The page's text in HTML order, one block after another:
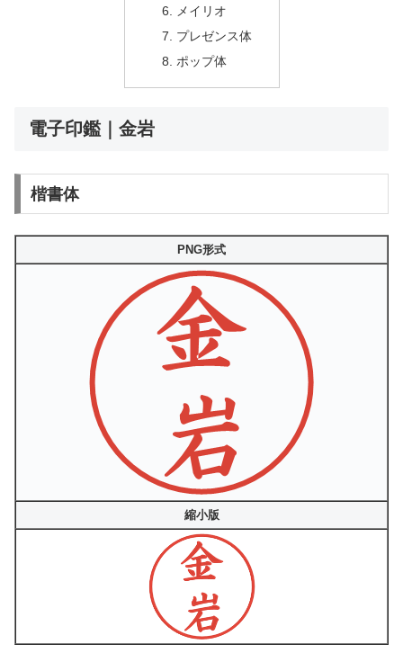
メイリオ
プレゼンス体
ポップ体
電子印鑑｜金岩
楷書体
PNG形式
縮小版